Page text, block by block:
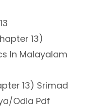
13)
In Malayalam
13) Srimad
Odia Pdf